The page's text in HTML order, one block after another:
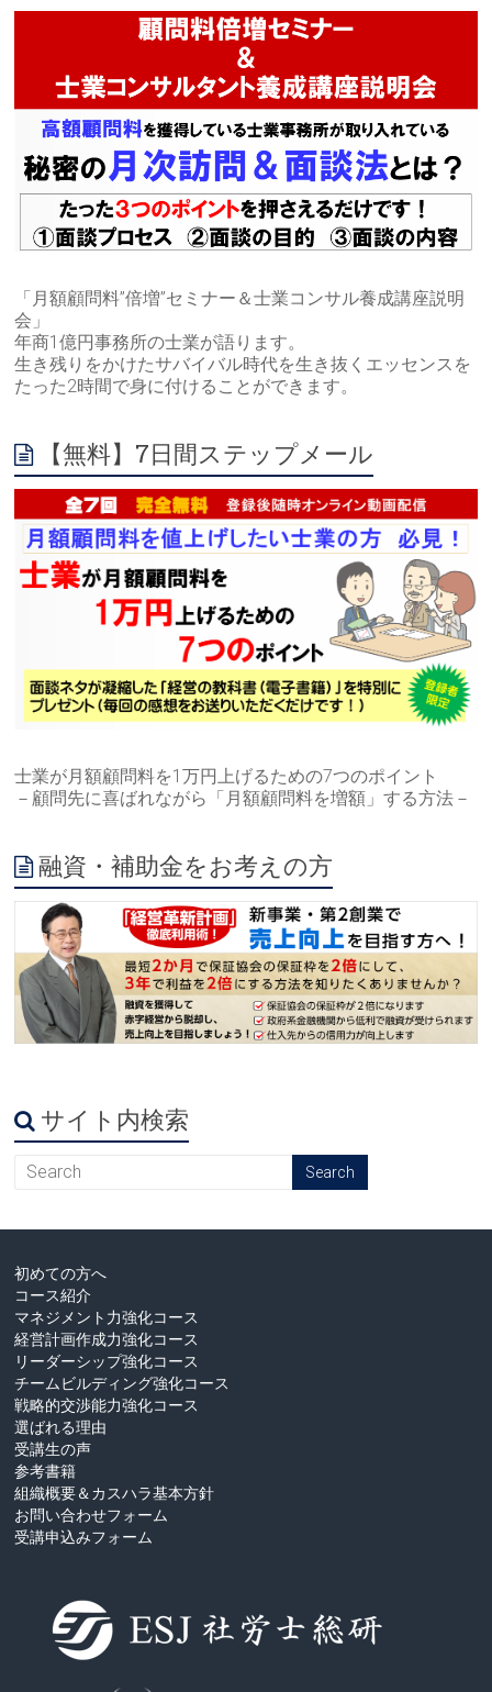
「月額顧問料”倍増”セミナー＆士業コンサル養成講座説明
会」
年商1億円事務所の士業が語ります。
生き残りをかけたサバイバル時代を生き抜くエッセンスを
たった2時間で身に付けることができます。
【無料】7日間ステップメール
士業が月額顧問料を1万円上げるための7つのポイント
－顧問先に喜ばれながら「月額顧問料を増額」する方法－
融資・補助金をお考えの方
サイト内検索
初めての方へ
コース紹介
マネジメント力強化コース
経営計画作成力強化コース
リーダーシップ強化コース
チームビルディング強化コース
戦略的交渉能力強化コース
選ばれる理由
受講生の声
参考書籍
組織概要＆カスハラ基本方針
お問い合わせフォーム
受講申込みフォーム